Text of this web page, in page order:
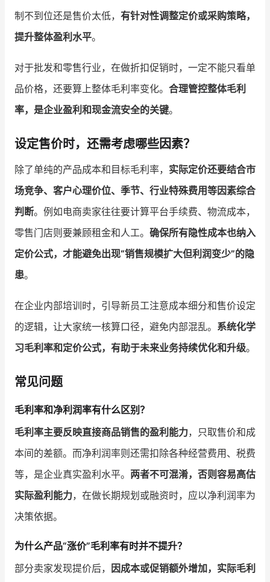
制不到位还是售价太低， 有针对性调整定价或采购策略，
提升整体盈利水平。
对于批发和零售行业，在做折扣促销时，一定不能只看单
品价格，还要算上整体毛利率变化。 合理管控整体毛利
率，是企业盈利和现金流安全的关键。
设定售价时，还需考虑哪些因素？
除了单纯的产品成本和目标毛利率， 实际定价还要结合市
场竞争、客户心理价位、季节、行业特殊费用等因素综合
判断。例如电商卖家往往要计算平台手续费、物流成本，
零售门店则要兼顾租金和人工。 确保所有隐性成本也纳入
定价公式，才能避免出现“销售规模扩大但利润变少”的隐
患。
在企业内部培训时，引导新员工注意成本细分和售价设定
的逻辑，让大家统一核算口径，避免内部混乱。 系统化学
习毛利率和定价公式，有助于未来业务持续优化和升级。
常见问题
毛利率和净利润率有什么区别？
毛利率主要反映直接商品销售的盈利能力，只取售价和成
本间的差额。而净利润率则还需扣除各种经营费用、税费
等，是企业真实盈利水平。 两者不可混淆，否则容易高估
实际盈利能力，在做长期规划或融资时，应以净利润率为
决策依据。
为什么产品“涨价”毛利率有时并不提升？
部分卖家发现提价后，
因成本或促销额外增加，实际毛利